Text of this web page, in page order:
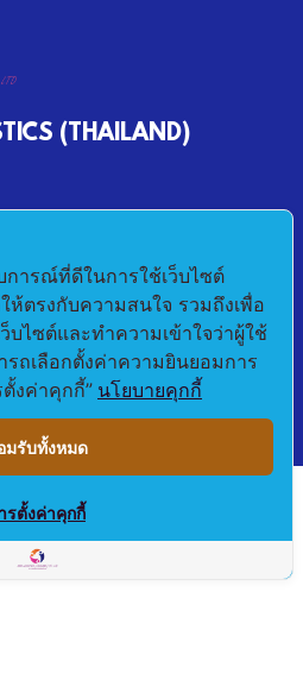
(THAILAND)
SAMUTPRAKAN 10290
FAX: +66 2406 3058
การณ์ที่ดีในการใช้เว็บไซต์
ตรงกับความสนใจ รวมถึงเพื่อ
บไซต์และทำความเข้าใจว่าผู้ใช้
ถเลือกตั้งค่าความยินยอมการ
งค่าคุกกี้” นโยบายคุกกี้
มรับทั้งหมด
รตั้งค่าคุกกี้